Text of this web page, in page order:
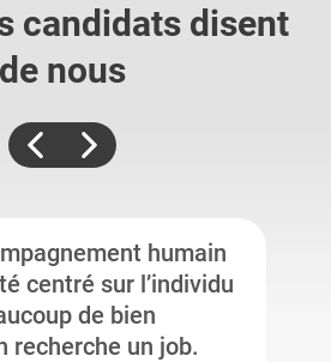
candidats disent
de nous
humain
centré sur l’individu
de bien
recherche un job.